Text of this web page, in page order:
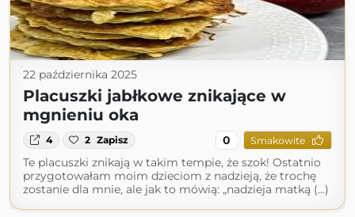
22 października 2025
Placuszki jabłkowe znikające w
mgnieniu oka
4 2 Zapisz 0 Smakowite
Te placuszki znikają w takim tempie, że szok! Ostatnio
przygotowałam moim dzieciom z nadzieją, że trochę
zostanie dla mnie, ale jak to mówią: „nadzieja matką (...)